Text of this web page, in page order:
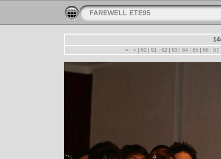
FAREWELL ETE95
« | < | 60 | 61 | 62 | 63 | 64 | 65 | 66 | 67